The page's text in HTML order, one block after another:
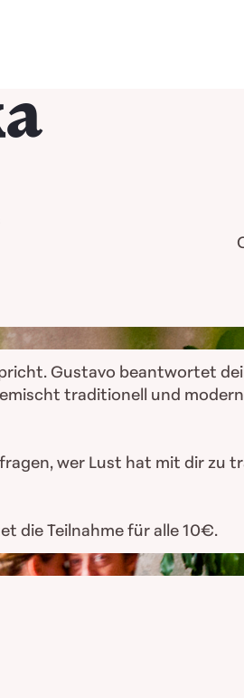
Gustavo beantwortet
traditionell und
wer Lust hat mit dir zu
die Teilnahme für alle 10€.